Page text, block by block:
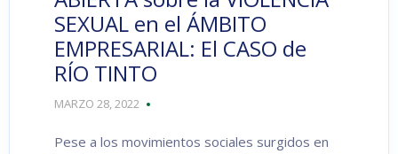
SEXUAL en el ÁMBITO
EMPRESARIAL: El CASO de
RÍO TINTO
MARZO 28, 2022
Pese a los movimientos sociales surgidos en